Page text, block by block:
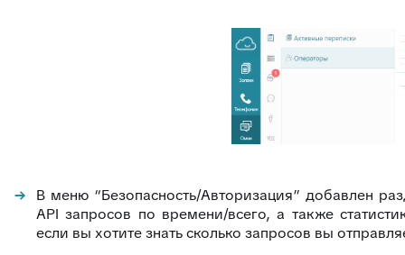
В меню “Безопасность/Авторизация” добавлен
API запросов по времени/всего, а также
если вы хотите знать сколько запросов вы